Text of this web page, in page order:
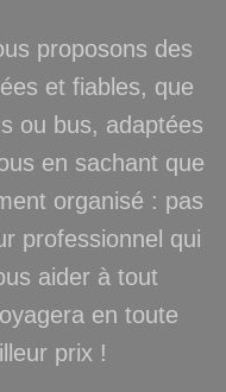
proposons des
et fiables, que
ou bus, adaptées
en sachant que
organisé : pas
professionnel qui
aider à tout
en toute
prix !